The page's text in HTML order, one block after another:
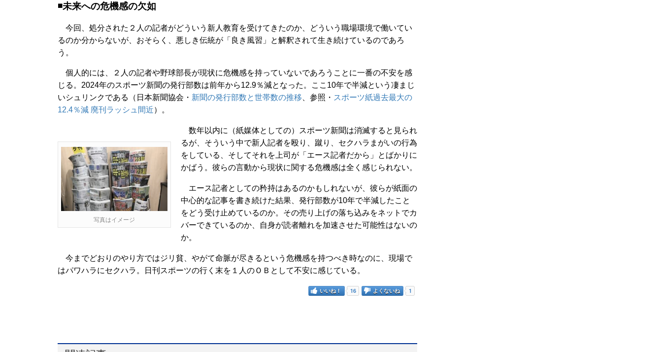
◾️未来への危機感の欠如
今回、処分された２人の記者がどういう新人教育を受けてきたのか、どういう職場環境で働いてい
るのか分からないが、おそらく、悪しき伝統が「良き風習」と解釈されて生き続けているのであろ
う。
個人的には、２人の記者や野球部長が現状に危機感を持っていないであろうことに一番の不安を感
じる。2024年のスポーツ新聞の発行部数は前年から12.9％減となった。ここ10年で半減という凄まじ
いシュリンクである（日本新聞協会・ 新聞の発行部数と世帯数の推移、参照・ スポーツ紙過去最大の
12.4％減 廃刊ラッシュ間近）。
写真はイメージ
数年以内に（紙媒体としての）スポーツ新聞は消滅すると見られ
るが、そういう中で新人記者を殴り、蹴り、セクハラまがいの行為
をしている、そしてそれを上司が「エース記者だから」とばかりに
かばう。彼らの言動から現状に関する危機感は全く感じられない。
エース記者としての矜持はあるのかもしれないが、彼らが紙面の
中心的な記事を書き続けた結果、発行部数が10年で半減したこと
をどう受け止めているのか。その売り上げの落ち込みをネットでカ
バーできているのか、自身が読者離れを加速させた可能性はないの
か。
今までどおりのやり方ではジリ貧、やがて命脈が尽きるという危機感を持つべき時なのに、現場で
はパワハラにセクハラ。日刊スポーツの行く末を１人のＯＢとして不安に感じている。
いいね！ 16 よくないね 1